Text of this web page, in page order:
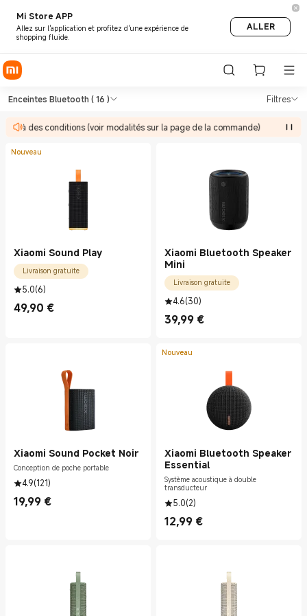
Mi Store APP
Allez sur l'application et profitez d'une expérience de
shopping fluide.
ALLER
Shop TVs &
Enceintes Bluetooth ( 16 ) Filtres
à des conditions (voir modalités sur la page de la commande)
Shop TVs & Électroménager
Nouveau
Xiaomi Sound Play
Livraison gratuite
5.0(6)
49,90 €
Current Price €49.90
Xiaomi Bluetooth Speaker
Mini
Livraison gratuite
4.6(30)
39,99 €
Current Price €39.99
Xiaomi Sound Pocket Noir
Conception de poche portable
4.9(121)
19,99 €
Current Price €19.99
Nouveau
Xiaomi Bluetooth Speaker
Essential
Système acoustique à double
transducteur
5.0(2)
12,99 €
Current Price €12.99